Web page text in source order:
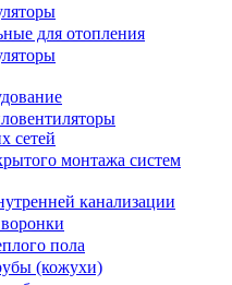
для отопления
сетей
монтажа систем
канализации
пола
(кожухи)